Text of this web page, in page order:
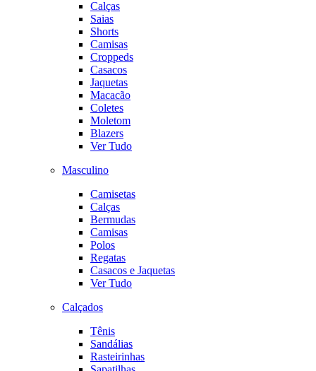
Calças
Saias
Shorts
Camisas
Croppeds
Casacos
Jaquetas
Macacão
Coletes
Moletom
Blazers
Ver Tudo
Masculino
Camisetas
Calças
Bermudas
Camisas
Polos
Regatas
Casacos e Jaquetas
Ver Tudo
Calçados
Tênis
Sandálias
Rasteirinhas